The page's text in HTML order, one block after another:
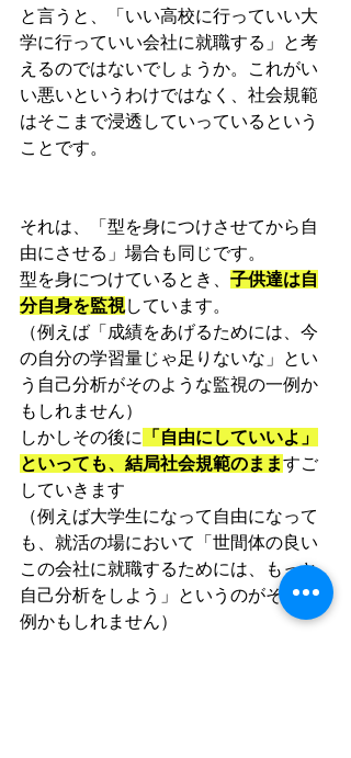
と言うと、「いい高校に行っていい大
学に行っていい会社に就職する」と考
えるのではないでしょうか。これがい
い悪いというわけではなく、社会規範
はそこまで浸透していっているという
ことです。
それは、「型を身につけさせてから自
由にさせる」場合も同じです。
型を身につけているとき、 子供達は自
分自身を監視しています。
（例えば「成績をあげるためには、今
の自分の学習量じゃ足りないな」とい
う自己分析がそのような監視の一例か
もしれません）
しかしその後に
「自由にしていいよ」
といっても、結局社会規範のまますご
していきます
（例えば大学生になって自由になって
も、就活の場において「世間体の良い
この会社に就職するためには、もっと
自己分析をしよう」というのがその一
例かもしれません）